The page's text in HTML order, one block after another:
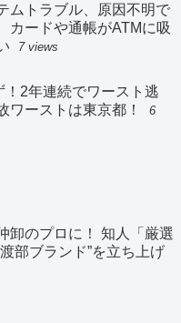
ムトラブル、原因不明で
ードや通帳がATMに吸
7 views
2年連続でワースト逃
ワーストは東京都！
6
卸のプロに！ 知人「厳選
部ブランド”を立ち上げ